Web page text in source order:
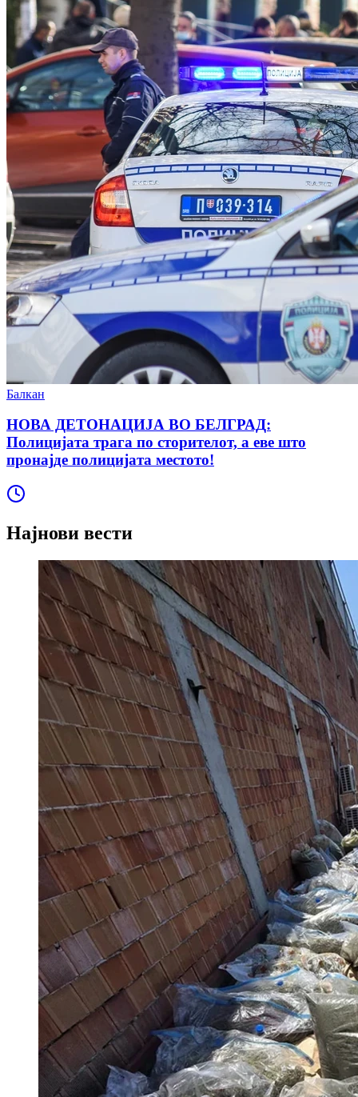
Балкан
НОВА ДЕТОНАЦИЈА ВО БЕЛГРАД:
Полицијата трага по сторителот, а еве што
пронајде полицијата местото!
Најнови вести